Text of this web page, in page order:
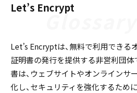
Let’s Encrypt
Let’s Encryptは、無料で利用できる
証明書の発行を提供する非営利団体
書は、ウェブサイトやオンラインサ
化し、セキュリティを強化するため